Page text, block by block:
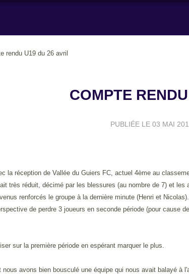
rendu U19 du 26 avril
COMPTE
PUBLIÉE LE 03 MAI
la réception de Vallée du Guiers FC, actuel 4ème au
très réduit, décimé par les blessures (au nombre de 7) et
renforcés le groupe à la dernière minute (Henri et Nicolas).
de perdre 3 joueurs en seconde période (pour cause
sur la première période en espérant marquer le plus.
avons bien bousculé une équipe qui nous avait balayé à